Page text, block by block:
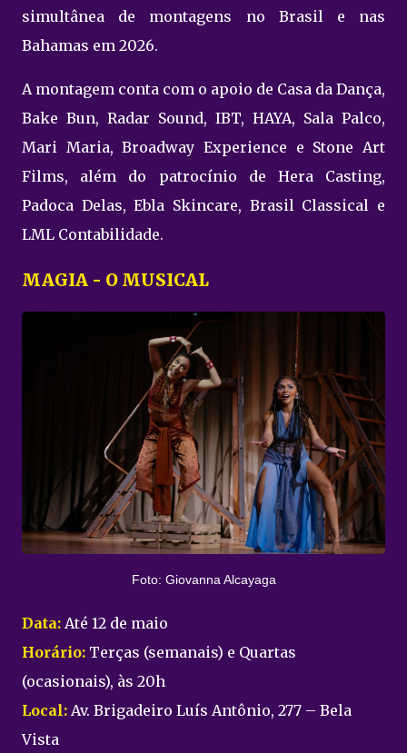
simultânea de montagens no Brasil e nas
Bahamas em 2026.
A montagem conta com o apoio de Casa da Dança,
Bake Bun, Radar Sound, IBT, HAYA, Sala Palco,
Mari Maria, Broadway Experience e Stone Art
Films, além do patrocínio de Hera Casting,
Padoca Delas, Ebla Skincare, Brasil Classical e
LML Contabilidade.
MAGIA - O MUSICAL
Foto: Giovanna Alcayaga
Data: Até 12 de maio
Horário: Terças (semanais) e Quartas
(ocasionais), às 20h
Local: Av. Brigadeiro Luís Antônio, 277 – Bela
Vista